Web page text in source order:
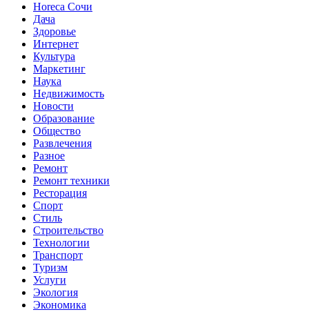
Horeca Сочи
Дача
Здоровье
Интернет
Культура
Маркетинг
Наука
Недвижимость
Новости
Образование
Общество
Развлечения
Разное
Ремонт
Ремонт техники
Ресторация
Спорт
Стиль
Строительство
Технологии
Транспорт
Туризм
Услуги
Экология
Экономика